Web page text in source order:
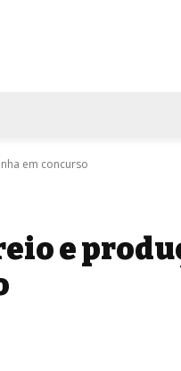
em concurso
e